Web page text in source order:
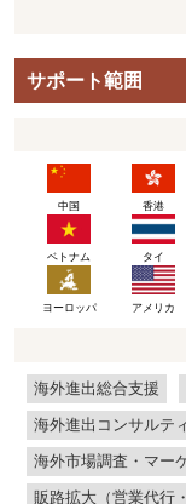
サポート範囲
中国 香港
ベトナム タイ
ヨーロッパ アメリカ
海外進出総合支援
海外進出コンサルテ
海外市場調査・マー
販路拡大（営業代行